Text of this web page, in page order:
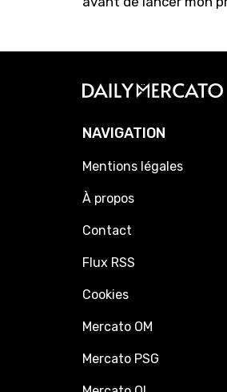
NAVIGATION
Mentions légales
À propos
Contact
Flux RSS
Cookies
Mercato OM
Mercato PSG